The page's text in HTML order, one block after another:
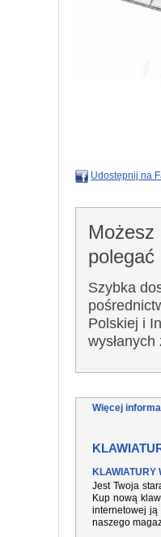
Udostępnij na
Możesz
polegać
Szybka
Polskiej i
Więcej
KLAWIATURY
Jest Twoja
Kup nową
internetowej
naszego